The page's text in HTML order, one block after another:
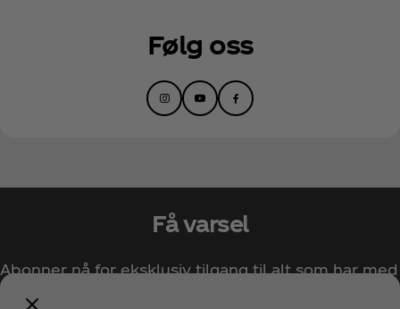
Records. J.I.Ds kvikke lyrikk og raske flyt har gitt
ham en lojal og nesten kultlignende fanskare, og
kunsten gjør han til en av de største
fremadstormende rapperne i dag.
Følg oss
Få varsel
Abonner nå for eksklusiv tilgang til alt som har med